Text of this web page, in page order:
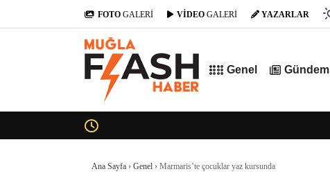
FOTO GALERİ VİDEO GALERİ YAZARLAR
Genel Gündem
Ana Sayfa › Genel › Marmaris’te çocuklar yaz kursunda